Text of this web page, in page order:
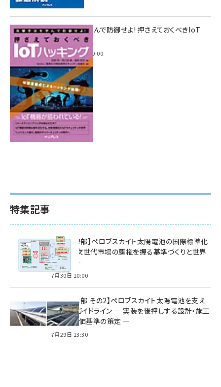
攻撃手法を学んで防御せよ! 押さえておくべきIoT
ハッキング
2022年6月14日 0:00
特集記事
特集【第2部】ペロブスカイト太陽電池の国際標準化
戦略 ― 次世代市場の覇権を握る基準づくりと世界
の動向 ―
7月30日 10:00
特集【第1部 その2】ペロブスカイト太陽電池を支え
る2つのガイドライン ― 実装を後押しする設計・施工
方針と評価基準の策定 ―
7月29日 13:30